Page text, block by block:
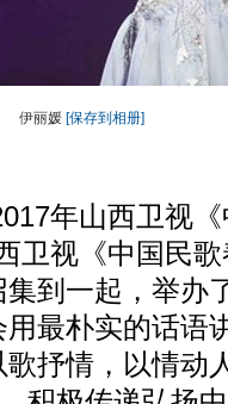
伊丽媛 [保存到相册]
年山西卫视《
卫视《中国民
到一起，举办
用最朴实的话语
抒情，以情动